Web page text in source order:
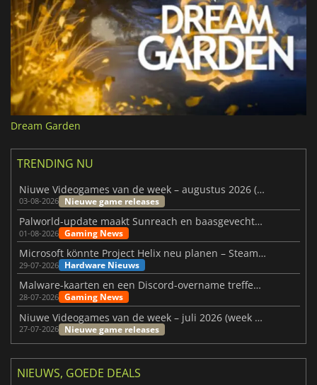
Dream Garden
TRENDING NU
Niuwe Videogames van de week – augustus 2026 (week 32)
03-08-2026 Nieuwe game releases
Palworld-update maakt Sunreach en baasgevechten stabieler
01-08-2026 Gaming News
Microsoft könnte Project Helix neu planen – Steam-Support wackelt
29-07-2026 Hardware Nieuws
Malware-kaarten en een Discord-overname treffen Meccha Chameleon
28-07-2026 Gaming News
Niuwe Videogames van de week – juli 2026 (week 31)
27-07-2026 Nieuwe game releases
NIEUWS, GOEDE DEALS